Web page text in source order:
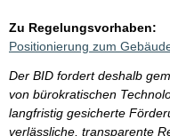
Zu Regelungsvorhaben:
Positionierung zum
Der BID fordert deshalb
von bürokratischen
langfristig gesicherte
verlässliche, transparente